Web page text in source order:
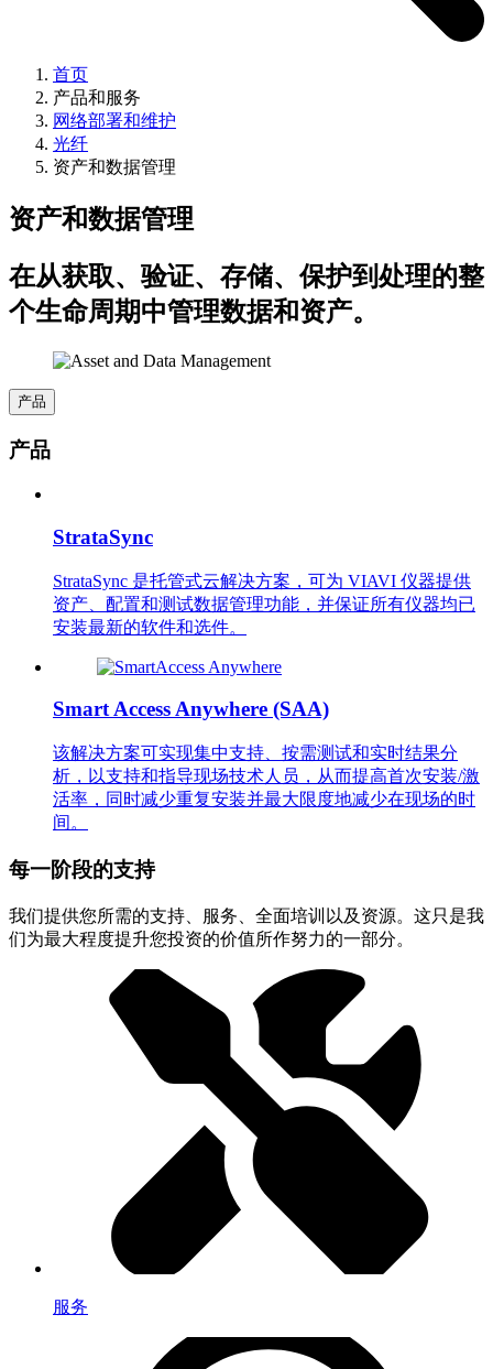
首页
产品和服务
网络部署和维护
光纤
资产和数据管理
资产和数据管理
在从获取、验证、存储、保护到处理的整
个生命周期中管理数据和资产。
产品
产品
StrataSync
StrataSync 是托管式云解决方案，可为 VIAVI 仪器提供
资产、配置和测试数据管理功能，并保证所有仪器均已
安装最新的软件和选件。
Smart Access Anywhere (SAA)
该解决方案可实现集中支持、按需测试和实时结果分
析，以支持和指导现场技术人员，从而提高首次安装/激
活率，同时减少重复安装并最大限度地减少在现场的时
间。
每一阶段的支持
我们提供您所需的支持、服务、全面培训以及资源。这只是我
们为最大程度提升您投资的价值所作努力的一部分。
服务